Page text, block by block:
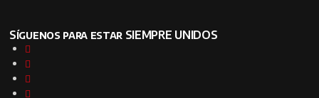
Síguenos para estar SIEMPRE UNIDOS